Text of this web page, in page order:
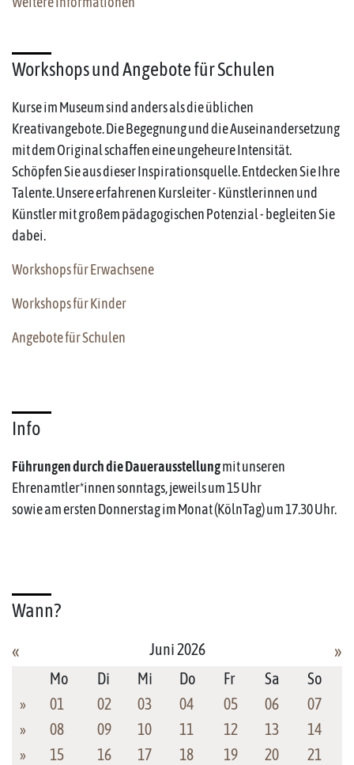
Workshops und Angebote für Schulen
Kurse im Museum sind anders als die üblichen
Kreativangebote. Die Begegnung und die Auseinandersetzung
mit dem Original schaffen eine ungeheure Intensität.
Schöpfen Sie aus dieser Inspirationsquelle. Entdecken Sie Ihre
Talente. Unsere erfahrenen Kursleiter - Künstlerinnen und
Künstler mit großem pädagogischen Potenzial - begleiten Sie
dabei.
Workshops für Erwachsene
Workshops für Kinder
Angebote für Schulen
Info
Führungen durch die Dauerausstellungmit unseren
Ehrenamtler*innen sonntags, jeweils um 15 Uhr
sowie am ersten Donnerstag im Monat (KölnTag) um 17.30 Uhr.
Wann?
»
«
Juni 2026
Mo
Di Mi Do Fr Sa
So
»
01 02 03 04 05 06
07
»
08 09 10 11 12 13
14
»
15 16 17 18 19 20
21